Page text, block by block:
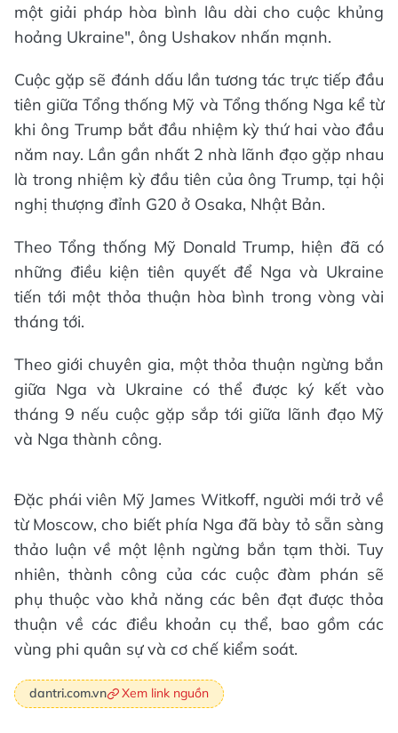
một giải pháp hòa bình lâu dài cho cuộc khủng
hoảng Ukraine", ông Ushakov nhấn mạnh.
Cuộc gặp sẽ đánh dấu lần tương tác trực tiếp đầu
tiên giữa Tổng thống Mỹ và Tổng thống Nga kể từ
khi ông Trump bắt đầu nhiệm kỳ thứ hai vào đầu
năm nay. Lần gần nhất 2 nhà lãnh đạo gặp nhau
là trong nhiệm kỳ đầu tiên của ông Trump, tại hội
nghị thượng đỉnh G20 ở Osaka, Nhật Bản.
Theo Tổng thống Mỹ Donald Trump, hiện đã có
những điều kiện tiên quyết để Nga và Ukraine
tiến tới một thỏa thuận hòa bình trong vòng vài
tháng tới.
Theo giới chuyên gia, một thỏa thuận ngừng bắn
giữa Nga và Ukraine có thể được ký kết vào
tháng 9 nếu cuộc gặp sắp tới giữa lãnh đạo Mỹ
và Nga thành công.
Đặc phái viên Mỹ James Witkoff, người mới trở về
từ Moscow, cho biết phía Nga đã bày tỏ sẵn sàng
thảo luận về một lệnh ngừng bắn tạm thời. Tuy
nhiên, thành công của các cuộc đàm phán sẽ
phụ thuộc vào khả năng các bên đạt được thỏa
thuận về các điều khoản cụ thể, bao gồm các
vùng phi quân sự và cơ chế kiểm soát.
dantri.com.vn Xem link nguồn